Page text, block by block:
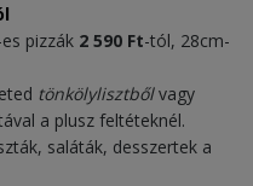
pizzák 2 590 Ft-tól, 28cm-
tönkölylisztbőlvagy
a plusz feltéteknél.
saláták, desszertek a